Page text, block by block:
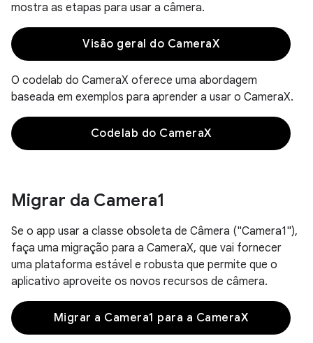
mostra as etapas para usar a câmera.
Visão geral do CameraX
O codelab do CameraX oferece uma abordagem
baseada em exemplos para aprender a usar o CameraX.
Codelab do CameraX
Migrar da Camera1
Se o app usar a classe obsoleta de Câmera ("Camera1"),
faça uma migração para a CameraX, que vai fornecer
uma plataforma estável e robusta que permite que o
aplicativo aproveite os novos recursos de câmera.
Migrar a Camera1 para a CameraX